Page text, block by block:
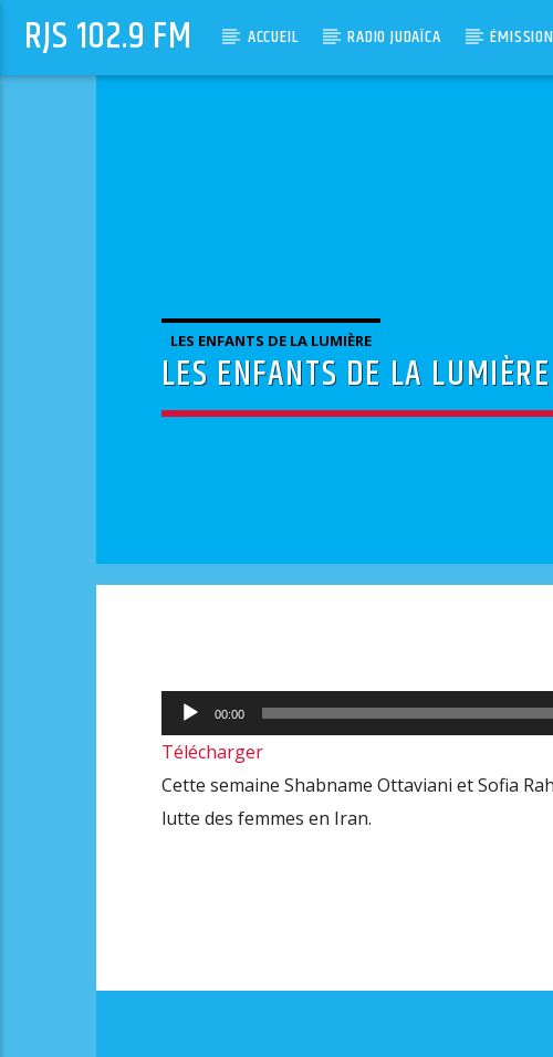
RJS 102.9 FM ACCUEIL RADIO JUDAÏCA
LES ENFANTS DE LA LUMIÈRE
LES ENFANTS DE LA
Lecteur
audio
00:00
Télécharger
Cette semaine Shabname Ottaviani et Sofia
lutte des femmes en Iran.